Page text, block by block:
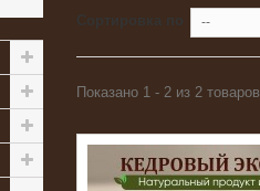
--
Показано 1 - 2 из 2 товаров